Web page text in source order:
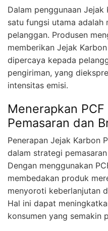
Dalam penggunaan Jejak
satu fungsi utama adalah
pelanggan. Produsen
memberikan Jejak
dipercaya kepada
pengiriman, yang
intensitas emisi.
Menerapkan
Pemasaran dan
Penerapan Jejak Karbon
dalam strategi
Dengan menggunakan
membedakan produk
menyoroti keberlanjutan
Hal ini dapat
konsumen yang semakin